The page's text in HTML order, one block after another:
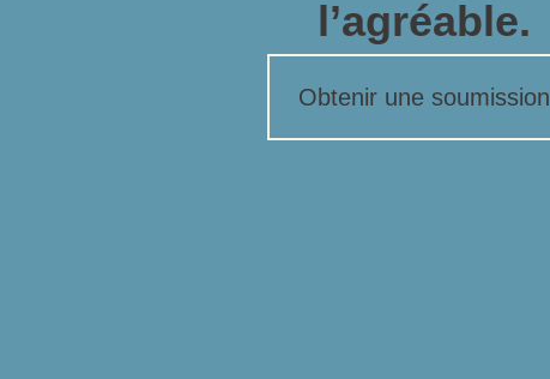
l’agréable.
Obtenir une soumission